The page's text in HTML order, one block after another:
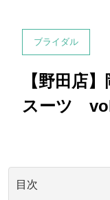
ブライダル
【野田店
スーツ
目次